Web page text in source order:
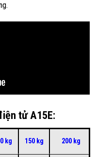
tử A15E:
kg 150 kg 200 kg